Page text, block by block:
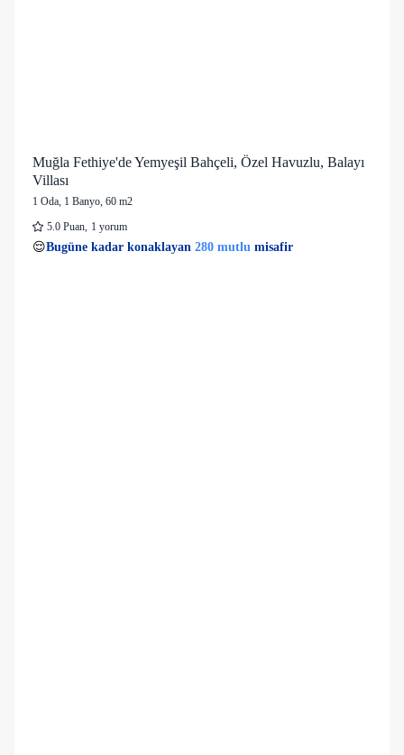
Muğla Fethiye'de Yemyeşil Bahçeli, Özel Havuzlu, Balayı
Villası
1 Oda, 1 Banyo, 60 m2
5.0 Puan, 1 yorum
👀Son 1 saatte50 kişigörüntüledi
54 kişi